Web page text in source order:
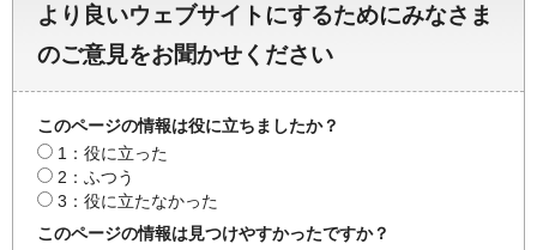
より良いウェブサイトにするためにみなさま
のご意見をお聞かせください
このページの情報は役に立ちましたか？
1：役に立った
2：ふつう
3：役に立たなかった
このページの情報は見つけやすかったですか？